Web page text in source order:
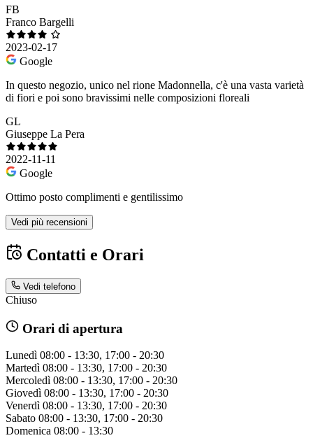
FB
Franco Bargelli
2023-02-17
Google
In questo negozio, unico nel rione Madonnella, c'è una vasta varietà
di fiori e poi sono bravissimi nelle composizioni floreali
GL
Giuseppe La Pera
2022-11-11
Google
Ottimo posto complimenti e gentilissimo
Vedi più recensioni
Contatti e Orari
Vedi telefono
Chiuso
Orari di apertura
Lunedì 08:00 - 13:30, 17:00 - 20:30
Martedì 08:00 - 13:30, 17:00 - 20:30
Mercoledì 08:00 - 13:30, 17:00 - 20:30
Giovedì 08:00 - 13:30, 17:00 - 20:30
Venerdì 08:00 - 13:30, 17:00 - 20:30
Sabato 08:00 - 13:30, 17:00 - 20:30
Domenica 08:00 - 13:30